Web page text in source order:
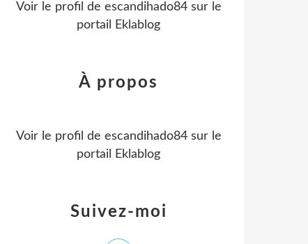
Voir le profil de escandihado84sur le
portail Eklablog
Suivez-moi
À propos
Voir le profil de escandihado84sur le
portail Eklablog